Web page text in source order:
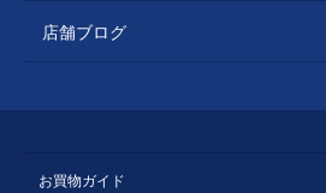
店舗ブログ
お買物ガイド